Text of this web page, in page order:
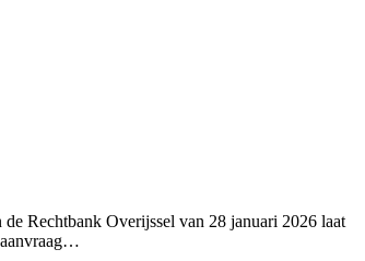
Rechtbank Overijssel van 28 januari 2026 laat
aanvraag…